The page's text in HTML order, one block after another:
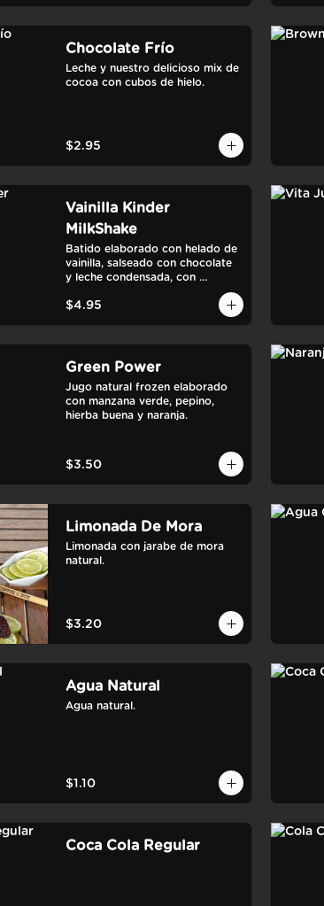
Chocolate Frío
Leche y nuestro delicioso mix de
cocoa con cubos de hielo.
$2.95
Vainilla Kinder
MilkShake
Batido elaborado con helado de
vainilla, salseado con chocolate
y leche condensada, con
pedazos de chocolate kinder y
crema chantillí encima.
$4.95
Green Power
Jugo natural frozen elaborado
con manzana verde, pepino,
hierba buena y naranja.
$3.50
Limonada De Mora
Limonada con jarabe de mora
natural.
$3.20
Agua Natural
Agua natural.
$1.10
Coca Cola Regular